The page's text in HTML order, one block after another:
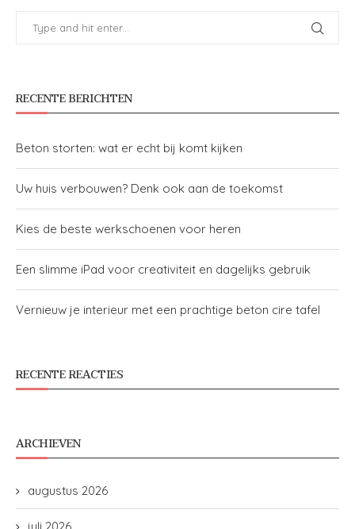
RECENTE BERICHTEN
Beton storten: wat er echt bij komt kijken
Uw huis verbouwen? Denk ook aan de toekomst
Kies de beste werkschoenen voor heren
Een slimme iPad voor creativiteit en dagelijks gebruik
Vernieuw je interieur met een prachtige beton cire tafel
RECENTE REACTIES
ARCHIEVEN
augustus 2026
juli 2026